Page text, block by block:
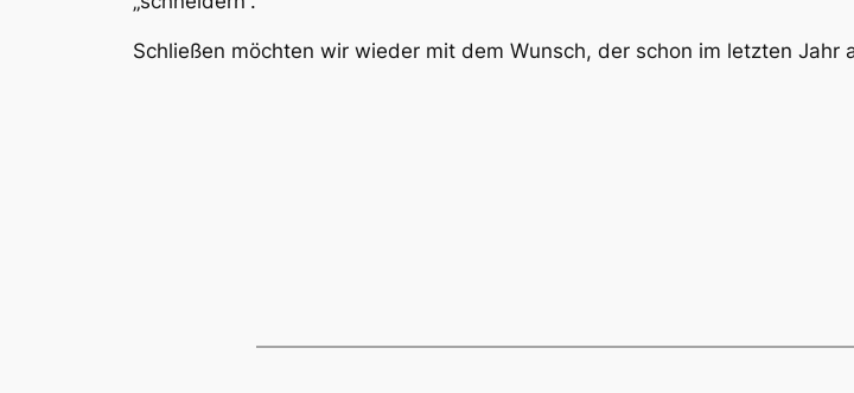
Schließen möchten wir wieder mit dem Wunsch, der schon im letzten